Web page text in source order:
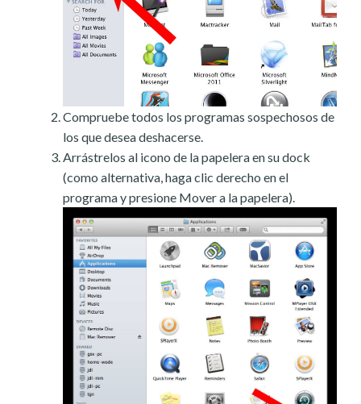
Compruebe todos los programas sospechosos de
los que desea deshacerse.
Arrástrelos al icono de la papelera en su dock
(como alternativa, haga clic derecho en el
programa y presione Mover a la papelera).